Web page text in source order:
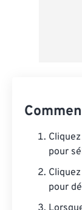
pour
pour